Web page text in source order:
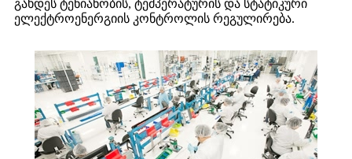
გახდეს ტენიანობის, ტემპერატურის და სტატიკური
ელექტროენერგიის კონტროლის რეგულირება.